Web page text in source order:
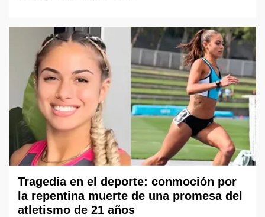
Tragedia en el deporte: conmoción por
la repentina muerte de una promesa del
atletismo de 21 años